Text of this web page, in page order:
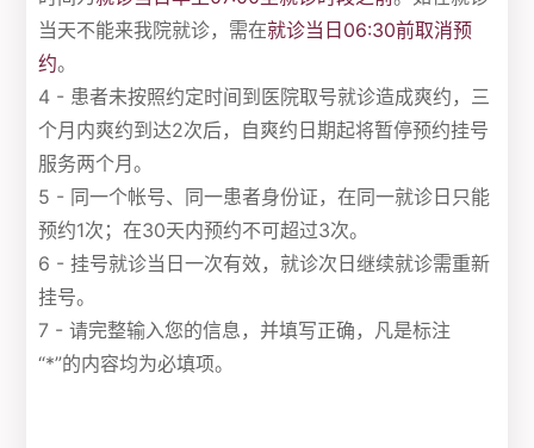
当天不能来我院就诊，需在就诊当日06:30前取消预
约。
4 - 患者未按照约定时间到医院取号就诊造成爽约，三
个月内爽约到达2次后，自爽约日期起将暂停预约挂号
服务两个月。
5 - 同一个帐号、同一患者身份证，在同一就诊日只能
预约1次；在30天内预约不可超过3次。
6 - 挂号就诊当日一次有效，就诊次日继续就诊需重新
挂号。
7 - 请完整输入您的信息，并填写正确，凡是标注
“*”的内容均为必填项。